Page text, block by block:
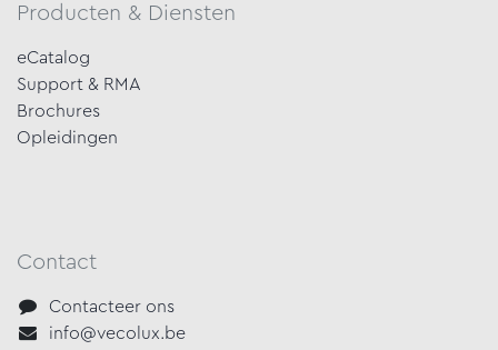
Producten & Diensten
eCatalog
Support & RMA
Brochures
Opleidingen
Contact
Contacteer ons
info@vecolux.be